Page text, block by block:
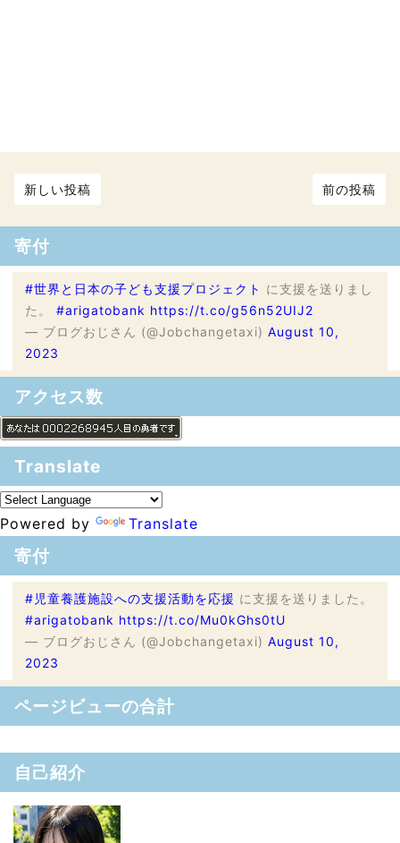
新しい投稿 前の投稿
寄付
#世界と日本の子ども支援プロジェクト に支援を送りまし
た。 #arigatobank https://t.co/g56n52UIJ2
— ブログおじさん (@Jobchangetaxi) August 10,
2023
アクセス数
Translate
Powered by Translate
寄付
#児童養護施設への支援活動を応援 に支援を送りました。
#arigatobank https://t.co/Mu0kGhs0tU
— ブログおじさん (@Jobchangetaxi) August 10,
2023
ページビューの合計
自己紹介